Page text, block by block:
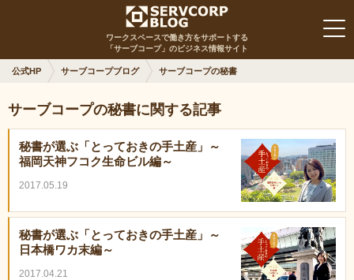
ワークスペースで働き方をサポートする
「サーブコープ」のビジネス情報サイト
公式HP サーブコープブログ サーブコープの秘書
サーブコープの秘書に関する記事
秘書が選ぶ「とっておきの手土産」～
福岡天神フコク生命ビル編～
2017.05.19
秘書が選ぶ「とっておきの手土産」～
日本橋ワカ末編～
2017.04.21